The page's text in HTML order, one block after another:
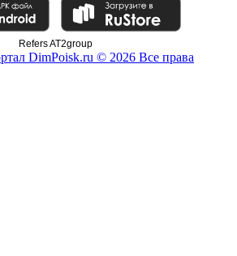
Refers AT2group
DimPoisk.ru © 2026 Все права